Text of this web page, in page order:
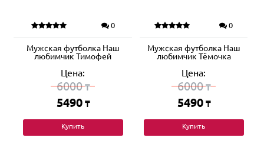
0
Мужская футболка Наш
любимчик Тимофей
Цена:
6000₸
5490 ₸
Купить
0
Мужская футболка Наш
любимчик Тёмочка
Цена:
6000₸
5490 ₸
Купить